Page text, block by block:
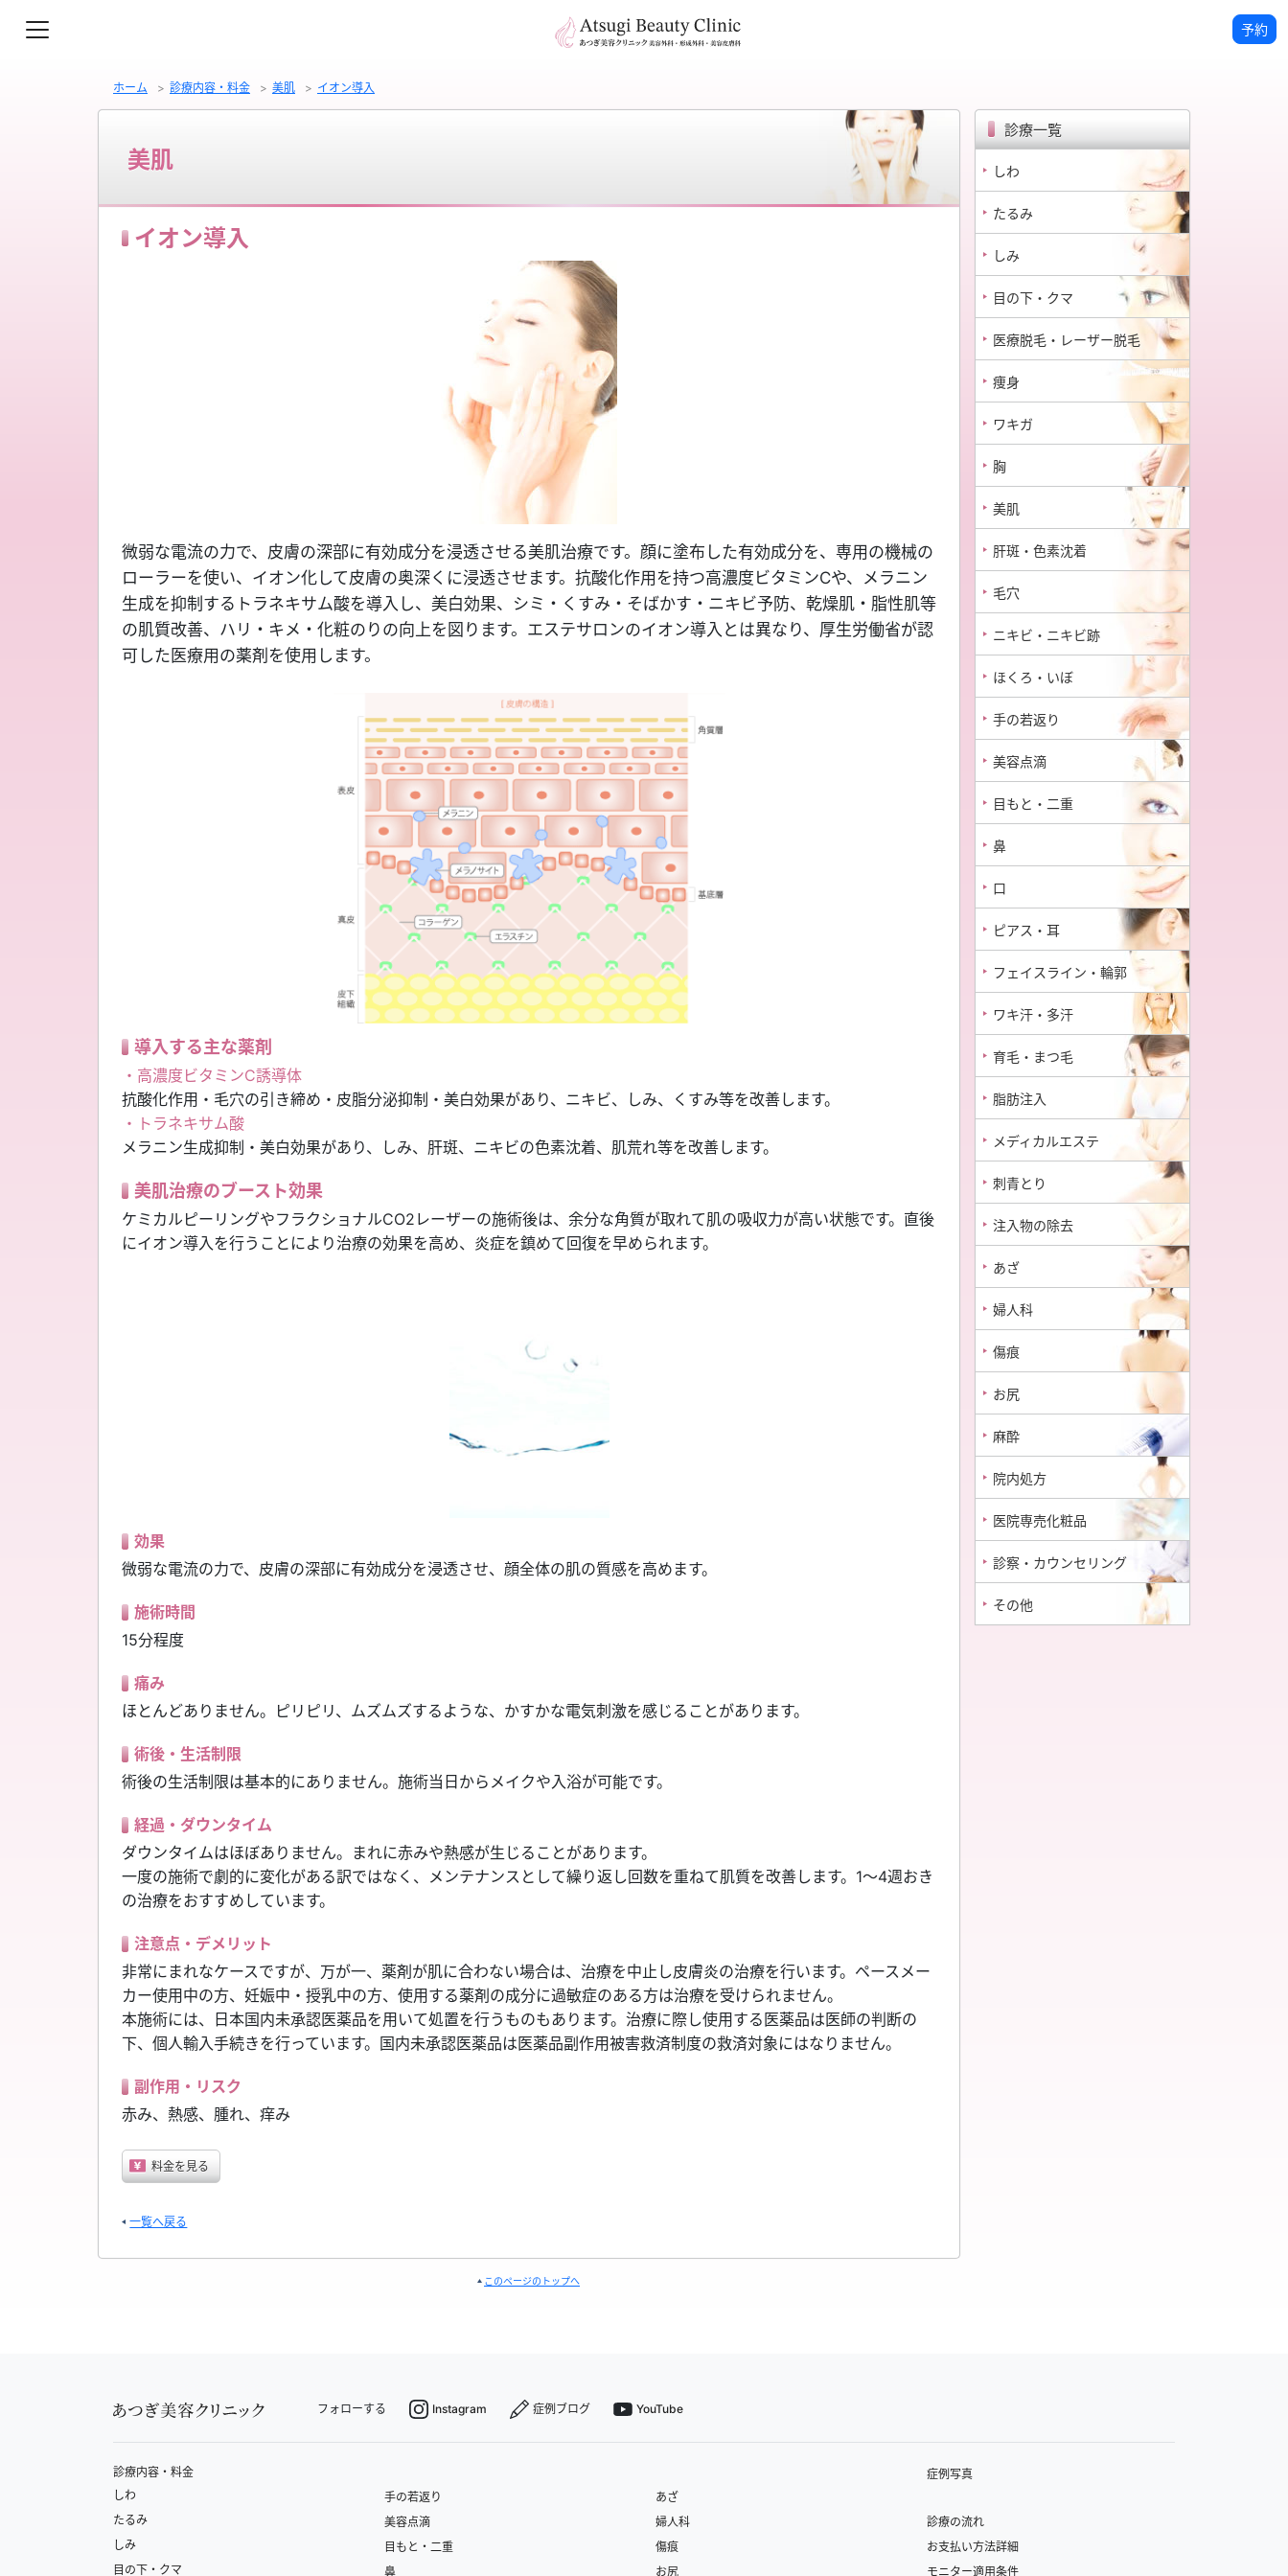
予約
ホーム 診療内容・料金 美肌 イオン導入
美肌
イオン導入
微弱な電流の力で、皮膚の深部に有効成分を浸透させる美肌治療です。顔に塗布した有効成分を、専用の機械の
ローラーを使い、イオン化して皮膚の奥深くに浸透させます。抗酸化作用を持つ高濃度ビタミンCや、メラニン
生成を抑制するトラネキサム酸を導入し、美白効果、シミ・くすみ・そばかす・ニキビ予防、乾燥肌・脂性肌等
の肌質改善、ハリ・キメ・化粧のりの向上を図ります。エステサロンのイオン導入とは異なり、厚生労働省が認
可した医療用の薬剤を使用します。
導入する主な薬剤
・高濃度ビタミンC誘導体
抗酸化作用・毛穴の引き締め・皮脂分泌抑制・美白効果があり、ニキビ、しみ、くすみ等を改善します。
・トラネキサム酸
メラニン生成抑制・美白効果があり、しみ、肝斑、ニキビの色素沈着、肌荒れ等を改善します。
美肌治療のブースト効果
ケミカルピーリングやフラクショナルCO2レーザーの施術後は、余分な角質が取れて肌の吸収力が高い状態です。直後
にイオン導入を行うことにより治療の効果を高め、炎症を鎮めて回復を早められます。
効果
微弱な電流の力で、皮膚の深部に有効成分を浸透させ、顔全体の肌の質感を高めます。
施術時間
15分程度
痛み
ほとんどありません。ピリピリ、ムズムズするような、かすかな電気刺激を感じることがあります。
術後・生活制限
術後の生活制限は基本的にありません。施術当日からメイクや入浴が可能です。
経過・ダウンタイム
ダウンタイムはほぼありません。まれに赤みや熱感が生じることがあります。
一度の施術で劇的に変化がある訳ではなく、メンテナンスとして繰り返し回数を重ねて肌質を改善します。1～4週おき
の治療をおすすめしています。
注意点・デメリット
非常にまれなケースですが、万が一、薬剤が肌に合わない場合は、治療を中止し皮膚炎の治療を行います。ペースメー
カー使用中の方、妊娠中・授乳中の方、使用する薬剤の成分に過敏症のある方は治療を受けられません。
本施術には、日本国内未承認医薬品を用いて処置を行うものもあります。治療に際し使用する医薬品は医師の判断の
下、個人輸入手続きを行っています。国内未承認医薬品は医薬品副作用被害救済制度の救済対象にはなりません。
副作用・リスク
赤み、熱感、腫れ、痒み
料金を見る
一覧へ戻る
このページのトップへ
診療一覧
しわ
たるみ
しみ
目の下・クマ
医療脱毛・レーザー脱毛
痩身
ワキガ
胸
美肌
肝斑・色素沈着
毛穴
ニキビ・ニキビ跡
ほくろ・いぼ
手の若返り
美容点滴
目もと・二重
鼻
口
ピアス・耳
フェイスライン・輪郭
ワキ汗・多汗
育毛・まつ毛
脂肪注入
メディカルエステ
刺青とり
注入物の除去
あざ
婦人科
傷痕
お尻
麻酔
院内処方
医院専売化粧品
診察・カウンセリング
その他
フォローする Instagram 症例ブログ YouTube
診療内容・料金
しわ
たるみ
しみ
目の下・クマ
手の若返り
美容点滴
目もと・二重
鼻
あざ
婦人科
傷痕
お尻
症例写真
診療の流れ
お支払い方法詳細
モニター適用条件